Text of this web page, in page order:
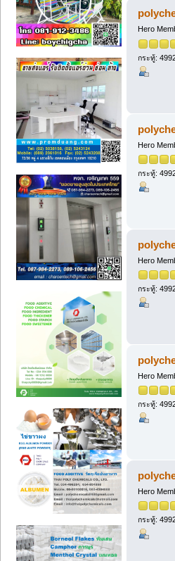
Hero
กระทู้:
Hero
กระทู้:
Hero
กระทู้:
Hero
กระทู้:
Hero
กระทู้: